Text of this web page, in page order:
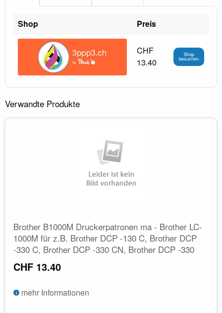
Shop Preis
CHF
13.40
Shop
besuchen
Verwandte Produkte
Brother B1000M Druckerpatronen ma - Brother LC-
1000M für z.B. Brother DCP -130 C, Brother DCP
-330 C, Brother DCP -330 CN, Brother DCP -330
CHF 13.40
mehr Informationen